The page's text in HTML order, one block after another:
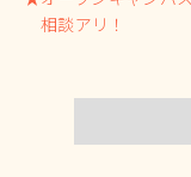
相談アリ！